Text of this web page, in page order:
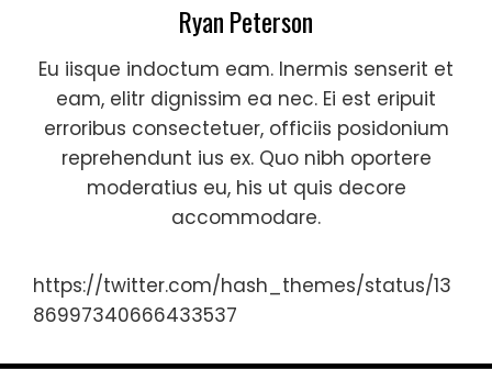
Ryan Peterson
Eu iisque indoctum eam. Inermis senserit et
eam, elitr dignissim ea nec. Ei est eripuit
erroribus consectetuer, officiis posidonium
reprehendunt ius ex. Quo nibh oportere
moderatius eu, his ut quis decore
accommodare.
https://twitter.com/hash_themes/status/13
86997340666433537